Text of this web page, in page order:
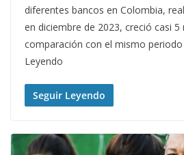
diferentes bancos en Colombia,
en diciembre de 2023, creció casi 5
comparación con el mismo periodo
Leyendo
Seguir Leyendo